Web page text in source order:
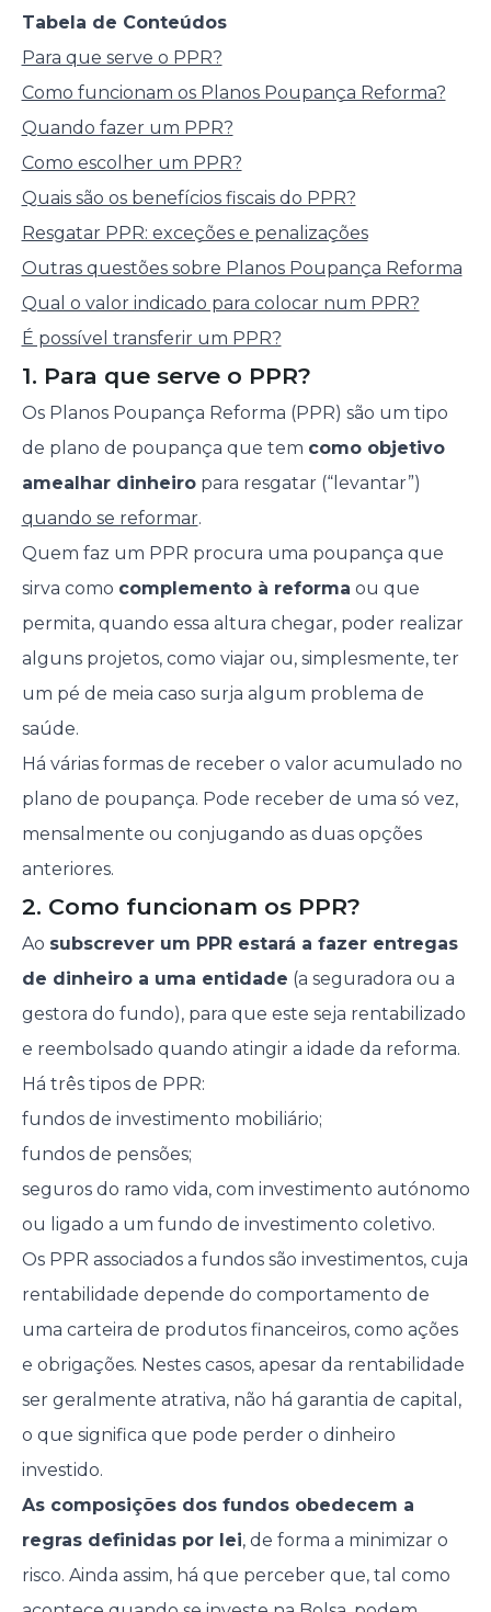
Tabela de Conteúdos
Para que serve o PPR?
Como funcionam os Planos Poupança Reforma?
Quando fazer um PPR?
Como escolher um PPR?
Quais são os benefícios fiscais do PPR?
Resgatar PPR: exceções e penalizações
Outras questões sobre Planos Poupança Reforma
Qual o valor indicado para colocar num PPR?
É possível transferir um PPR?
1. Para que serve o PPR?
Os Planos Poupança Reforma (PPR) são um tipo
de plano de poupança que tem como objetivo
amealhar dinheiropara resgatar (“levantar”)
quando se reformar.
Quem faz um PPR procura uma poupança que
sirva como complemento à reforma ou que
permita, quando essa altura chegar, poder realizar
alguns projetos, como viajar ou, simplesmente, ter
um pé de meia caso surja algum problema de
saúde.
Há várias formas de receber o valor acumulado no
plano de poupança. Pode receber de uma só vez,
mensalmente ou conjugando as duas opções
anteriores.
2. Como funcionam os PPR?
Ao subscrever um PPR estará a fazer entregas
de dinheiro a uma entidade (a seguradora ou a
gestora do fundo), para que este seja rentabilizado
e reembolsado quando atingir a idade da reforma.
Há três tipos de PPR:
fundos de investimento mobiliário;
fundos de pensões;
seguros do ramo vida, com investimento autónomo
ou ligado a um fundo de investimento coletivo.
Os PPR associados a fundos são investimentos, cuja
rentabilidade depende do comportamento de
uma carteira de produtos financeiros, como ações
e obrigações. Nestes casos, apesar da rentabilidade
ser geralmente atrativa, não há garantia de capital,
o que significa que pode perder o dinheiro
investido.
As composições dos fundos obedecem a
regras definidas por lei, de forma a minimizar o
risco. Ainda assim, há que perceber que, tal como